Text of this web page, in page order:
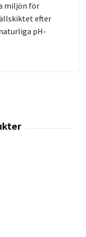
miljön för
efter
pH-